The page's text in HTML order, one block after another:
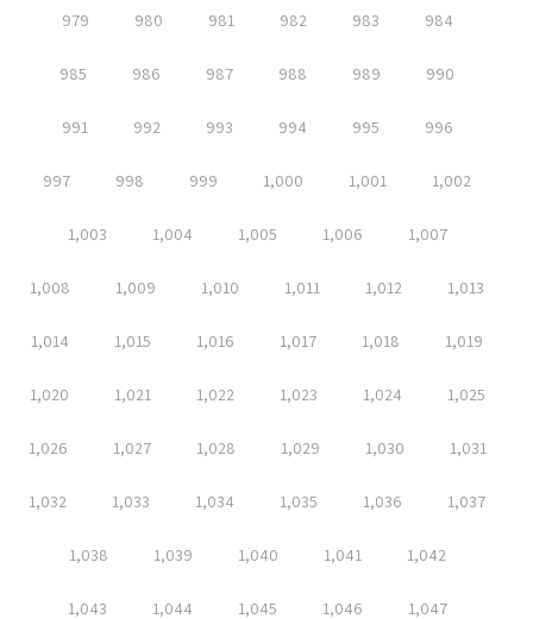
979 980 981 982 983 984
985 986 987 988 989 990
991 992 993 994 995 996
997 998 999 1,000 1,001 1,002
1,003 1,004 1,005 1,006 1,007
1,008 1,009 1,010 1,011 1,012 1,013
1,014 1,015 1,016 1,017 1,018 1,019
1,020 1,021 1,022 1,023 1,024 1,025
1,026 1,027 1,028 1,029 1,030 1,031
1,032 1,033 1,034 1,035 1,036 1,037
1,038 1,039 1,040 1,041 1,042
1,043 1,044 1,045 1,046 1,047